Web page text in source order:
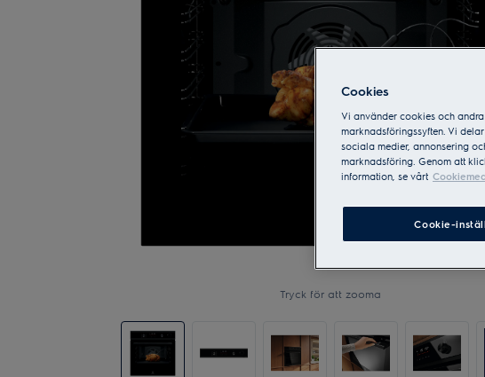
Tryck för att zooma
Cookies
Vi använder cookies och
marknadsföringssyften. Vi
sociala medier, annonsering
marknadsföring. Genom att
information, se vårt
Cookie-